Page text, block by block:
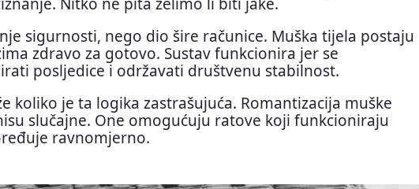
sigurnosti, nego dio šire računice. Muška tijela postaju
zdravo za gotovo. Sustav funkcionira jer se
posljedice i održavati društvenu stabilnost.
koliko je ta logika zastrašujuća. Romantizacija muške
slučajne. One omogućuju ratove koji funkcioniraju
ravnomjerno.